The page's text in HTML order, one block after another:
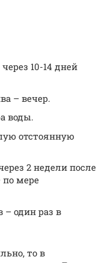
10-14 дней
– вечер.
воды.
отстоянную
2 недели после
по мере
– один раз в
то в